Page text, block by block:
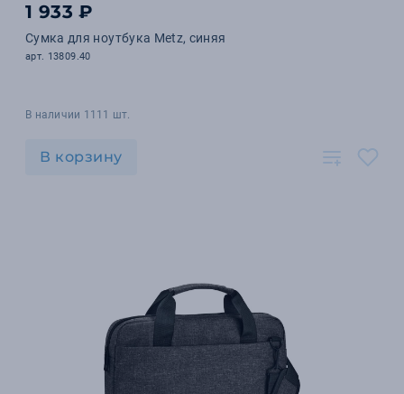
1 933 ₽
Сумка для ноутбука Metz, синяя
арт. 13809.40
В наличии 1111 шт.
В корзину